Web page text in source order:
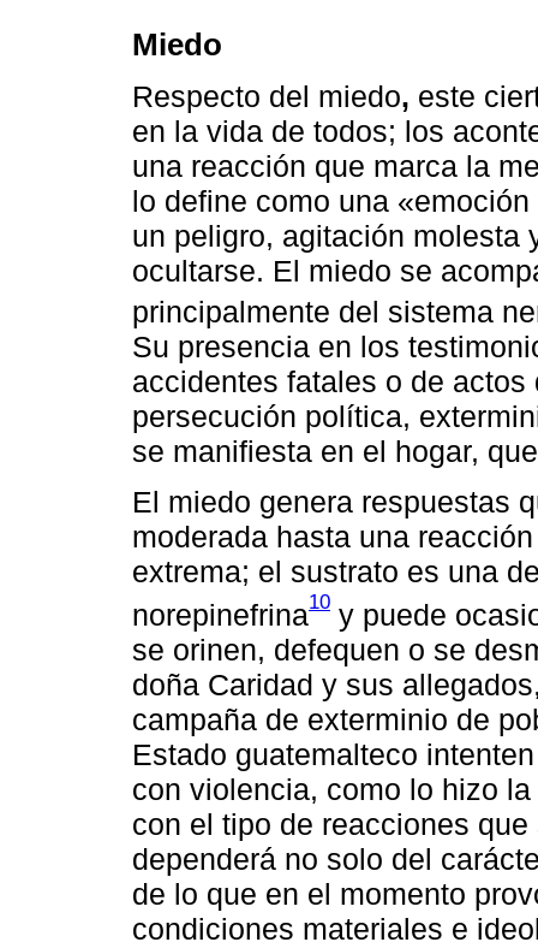
Miedo
Respecto del miedo, este
en la vida de todos; los
una reacción que marca la
lo define como una
un peligro, agitación molesta
ocultarse. El miedo se
principalmente del sistema
Su presencia en los
accidentes fatales o de
persecución política,
se manifiesta en el hogar,
El miedo genera respuestas
moderada hasta una
extrema; el sustrato es una
norepinefrina10 y puede
se orinen, defequen o se
doña Caridad y sus
campaña de exterminio de
Estado guatemalteco
con violencia, como lo hizo
con el tipo de reacciones
dependerá no solo del
de lo que en el momento
condiciones materiales e